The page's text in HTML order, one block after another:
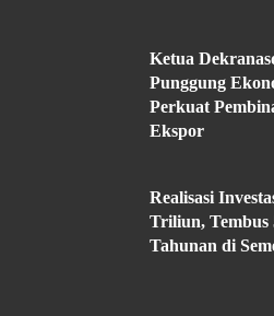
Ketua
Punggung
Perkuat
Ekspor
Realisasi
Triliun, Tembus
Tahunan di